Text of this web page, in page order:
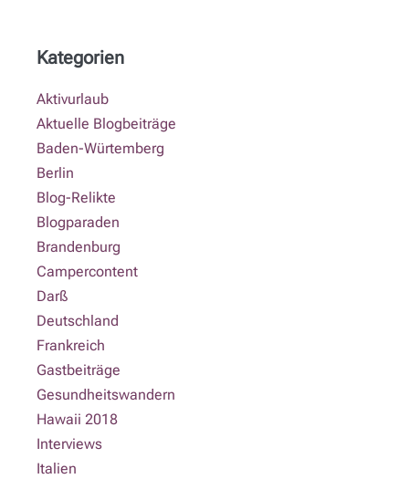
Kategorien
Aktivurlaub
Aktuelle Blogbeiträge
Baden-Würtemberg
Berlin
Blog-Relikte
Blogparaden
Brandenburg
Campercontent
Darß
Deutschland
Frankreich
Gastbeiträge
Gesundheitswandern
Hawaii 2018
Interviews
Italien